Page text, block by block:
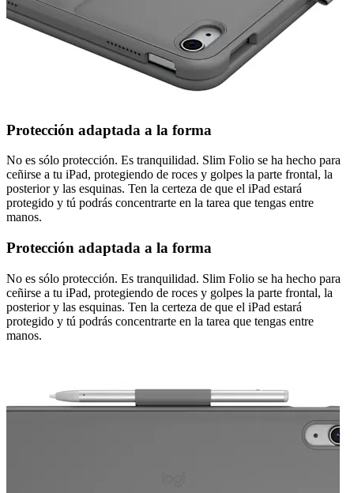
Protección adaptada a la forma
No es sólo protección. Es tranquilidad. Slim Folio se ha hecho para
ceñirse a tu iPad, protegiendo de roces y golpes la parte frontal, la
posterior y las esquinas. Ten la certeza de que el iPad estará
protegido y tú podrás concentrarte en la tarea que tengas entre
manos.
Protección adaptada a la forma
No es sólo protección. Es tranquilidad. Slim Folio se ha hecho para
ceñirse a tu iPad, protegiendo de roces y golpes la parte frontal, la
posterior y las esquinas. Ten la certeza de que el iPad estará
protegido y tú podrás concentrarte en la tarea que tengas entre
manos.